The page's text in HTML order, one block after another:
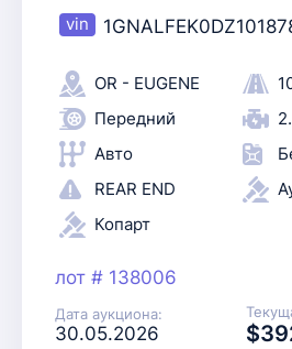
OR - EUGENE
Передний
Авто
REAR END
Копарт
лот # 138006
Дата аукциона:
30.05.2026